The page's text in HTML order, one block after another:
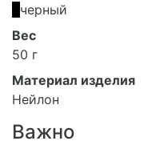
черный
Вес
50 г
Материал изделия
Нейлон
Важно